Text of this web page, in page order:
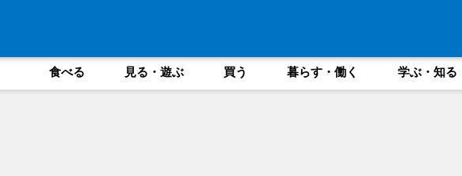
食べる 見る・遊ぶ 買う 暮らす・働く 学ぶ・知る